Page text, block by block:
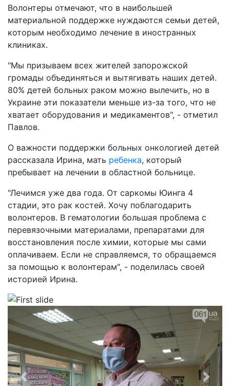
Волонтеры отмечают, что в наибольшей
материальной поддержке нуждаются семьи детей,
которым необходимо лечение в иностранных
клиниках.
"Мы призываем всех жителей запорожской
громады объединяться и вытягивать наших детей.
80% детей больных раком можно вылечить, но в
Украине эти показатели меньше из-за того, что не
хватает оборудования и медикаментов", - отметил
Павлов.
О важности поддержки больных онкологией детей
рассказала Ирина, мать ребенка, который
пребывает на лечении в областной больнице.
"Лечимся уже два года. От саркомы Юинга 4
стадии, это рак костей. Хочу поблагодарить
волонтеров. В гематологии большая проблема с
перевязочными материалами, препаратами для
восстановления после химии, которые мы сами
оплачиваем. Если не справляемся, то обращаемся
за помощью к волонтерам", - поделилась своей
историей Ирина.